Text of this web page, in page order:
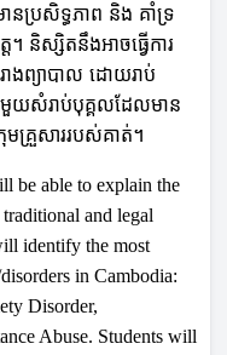
នប្រសិទ្ធភាព និង គាំទ្រ
។ និស្សិតនឹងអាចធ្វើការ
ងព្យាបាល ដោយរាប់
យសំរាប់បុគ្គលដែលមាន
គ្រួសាររបស់គាត់។
be able to explain the
and legal
identify the most
in Cambodia:
Disorder,
Abuse. Students will